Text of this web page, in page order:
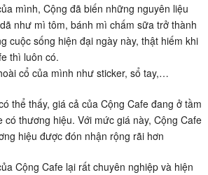
mình, Cộng đã biến những nguyên liệu
như mì tôm, bánh mì chấm sữa trở thành
cuộc sống hiện đại ngày này, thật hiếm khi
thì luôn có.
cổ của mình như sticker, sổ tay,…
thể thấy, giá cả của Cộng Cafe đang ở tầm
thương hiệu. Với mức giá này, Cộng Cafe
hiệu được đón nhận rộng rãi hơn
Cộng Cafe lại rất chuyên nghiệp và hiện